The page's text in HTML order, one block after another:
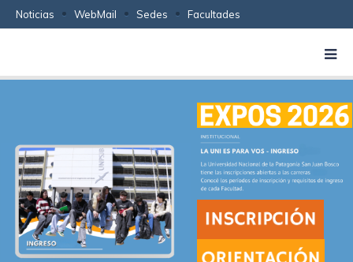
Noticias WebMail Sedes Facultades